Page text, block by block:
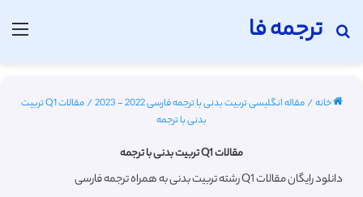
ترجمه فا
جستجو برای
خانه/مقاله انگلیسی تربیت بدنی با ترجمه فارسی 2022 - 2023 /
مقالات Q1 تربیت
بدنی با ترجمه
مقالات Q1 تربیت بدنی با ترجمه
دانلود رایگان مقالات Q1 رشته تربیت بدنی به همراه ترجمه فارسی